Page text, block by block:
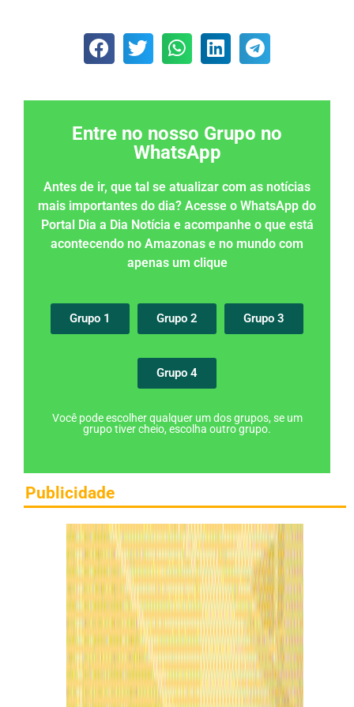
Entre no nosso Grupo no
WhatsApp
Antes de ir, que tal se atualizar com as notícias
mais importantes do dia? Acesse o WhatsApp do
Portal Dia a Dia Notícia e acompanhe o que está
acontecendo no Amazonas e no mundo com
apenas um clique
Grupo 1 Grupo 2 Grupo 3
Grupo 4
Você pode escolher qualquer um dos grupos, se um
grupo tiver cheio, escolha outro grupo.
Publicidade